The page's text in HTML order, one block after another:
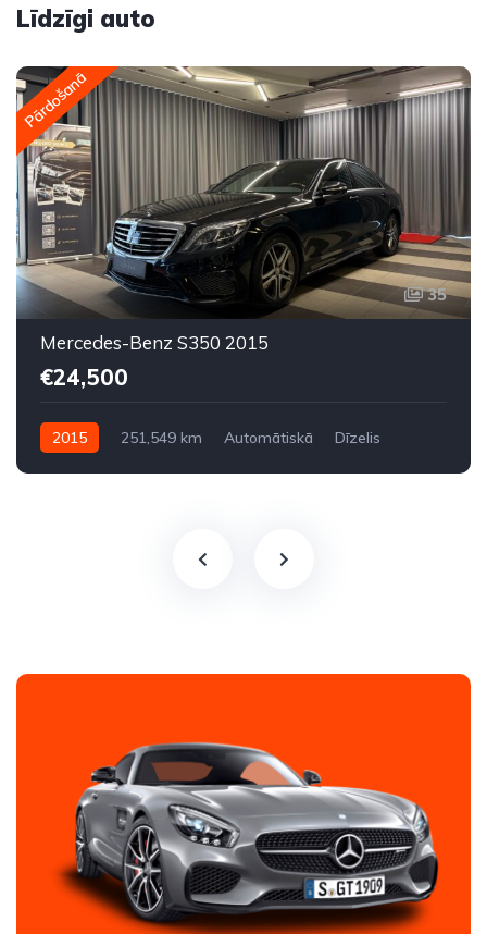
Līdzīgi auto
Pārdošanā
35
Mercedes-Benz S350 2015
€24,500
2015 251,549 km Automātiskā
Dīzelis